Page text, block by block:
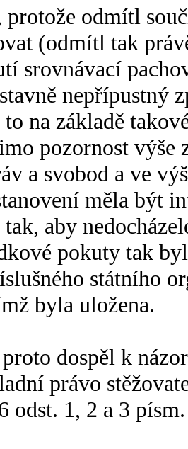
protože odmítl
(odmítl tak
srovnávací
nepřípustný
to na základě
pozornost
a svobod a ve
měla být
aby
pokuty tak
státního
byla uložena.
dospěl k
právo
odst. 1, 2 a 3